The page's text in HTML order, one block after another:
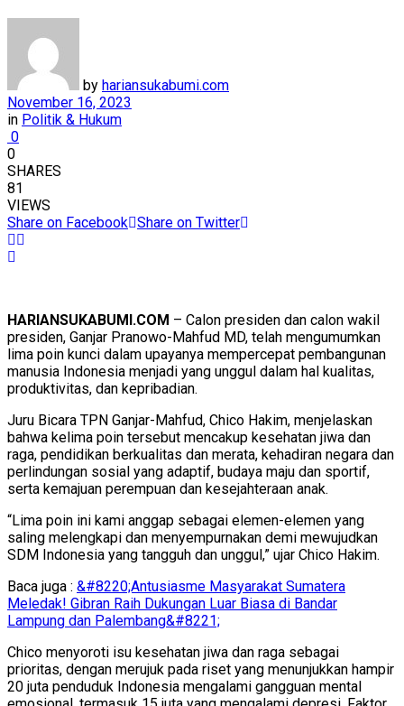
by hariansukabumi.com
November 16, 2023
in Politik & Hukum
0
0
SHARES
81
VIEWS
Share on Facebook Share on Twitter
HARIANSUKABUMI.COM – Calon presiden dan calon wakil
presiden, Ganjar Pranowo-Mahfud MD, telah mengumumkan
lima poin kunci dalam upayanya mempercepat pembangunan
manusia Indonesia menjadi yang unggul dalam hal kualitas,
produktivitas, dan kepribadian.
Juru Bicara TPN Ganjar-Mahfud, Chico Hakim, menjelaskan
bahwa kelima poin tersebut mencakup kesehatan jiwa dan
raga, pendidikan berkualitas dan merata, kehadiran negara dan
perlindungan sosial yang adaptif, budaya maju dan sportif,
serta kemajuan perempuan dan kesejahteraan anak.
“Lima poin ini kami anggap sebagai elemen-elemen yang
saling melengkapi dan menyempurnakan demi mewujudkan
SDM Indonesia yang tangguh dan unggul,” ujar Chico Hakim.
Baca juga : &#8220;Antusiasme Masyarakat Sumatera
Meledak! Gibran Raih Dukungan Luar Biasa di Bandar
Lampung dan Palembang&#8221;
Chico menyoroti isu kesehatan jiwa dan raga sebagai
prioritas, dengan merujuk pada riset yang menunjukkan hampir
20 juta penduduk Indonesia mengalami gangguan mental